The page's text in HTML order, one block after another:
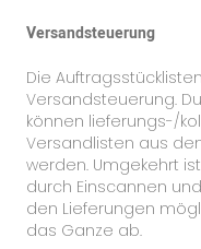
Versandsteuerung
Die
Versandsteuerung.
können lieferungs-/
Versandlisten aus
werden. Umgekehrt
durch Einscannen
den Lieferungen
das Ganze ab.